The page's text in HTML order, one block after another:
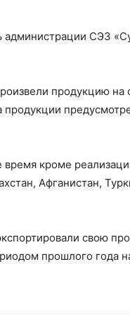
СЭЗ
продукцию на
кроме
Афганистан,
свою
прошлого года